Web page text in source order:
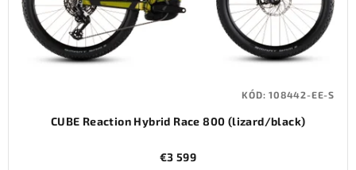
CUBE Reaction Hybrid Race 800 (lizard/black)
€3 599
KÓD:108442-EE-S